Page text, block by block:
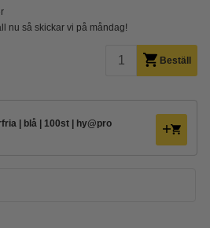
nu så skickar vi på måndag!
Beställ
| blå | 100st | hy@pro